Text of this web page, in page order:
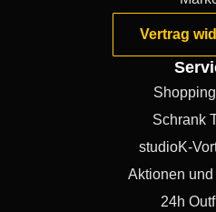
Vertrag
Schrank
studioK-
Aktionen
24h